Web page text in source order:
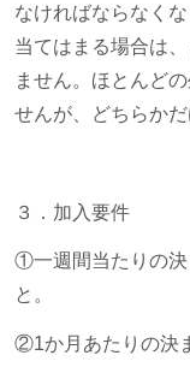
なければならなく
当てはまる場合は
ません。ほとんど
せんが、どちらか
３．加入要件
①一週間当たりの決
と。
②1か月あたりの決